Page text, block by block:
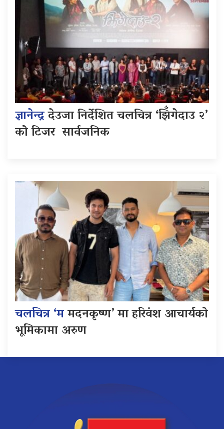
ज्ञानेन्द्रदेउजा निर्देशित चलचित्र ‘झिँगेदाउ २’
को टिजर सार्वजनिक
चलचित्र ‘ममदनकृष्ण’ मा हरिवंश आचार्यको
भूमिकामा अरुण